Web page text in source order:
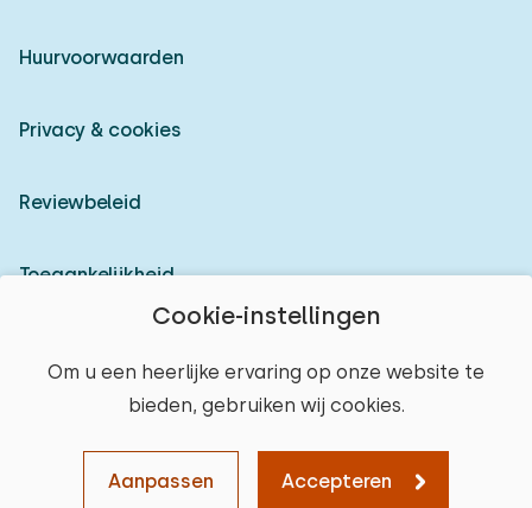
Cookie-instellingen
Om u een heerlijke ervaring op onze website te
bieden, gebruiken wij cookies.
Aanpassen Accepteren
Huurvoorwaarden
Privacy & cookies
Reviewbeleid
Toegankelijkheid
© 2026 Heerlijke Huisjes (geregistreerd merk)